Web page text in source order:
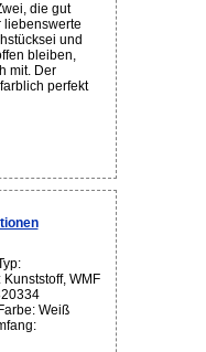
die gut
liebenswerte
und
bleiben,
mit. Der
perfekt
WMF
Weiß